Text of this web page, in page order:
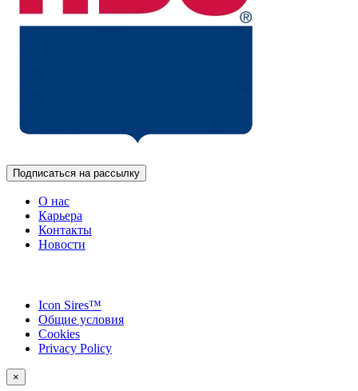
Подписаться на рассылку
О нас
Карьера
Контакты
Новости
Icon Sires™
Общие условия
Cookies
Privacy Policy
×